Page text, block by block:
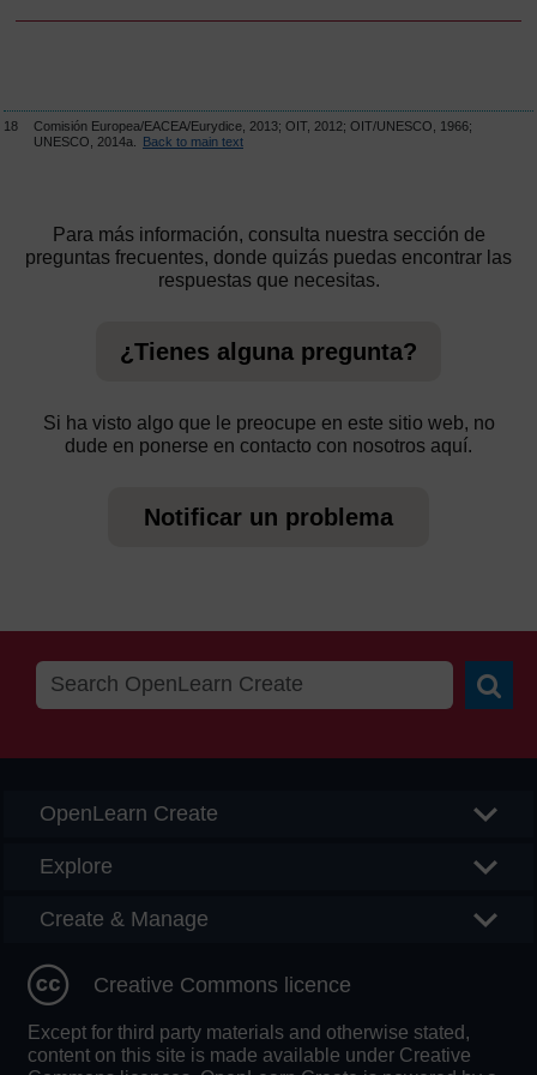
18
Comisión Europea/EACEA/Eurydice, 2013; OIT, 2012; OIT/UNESCO, 1966;
UNESCO, 2014a.
Back to main text
Para más información, consulta nuestra sección de
preguntas frecuentes, donde quizás puedas encontrar las
respuestas que necesitas.
¿Tienes alguna pregunta?
Si ha visto algo que le preocupe en este sitio web, no
dude en ponerse en contacto con nosotros aquí.
Notificar un problema
OpenLearn Create
Explore
Create & Manage
Creative Commons licence
Except for third party materials and otherwise stated,
content on this site is made available under Creative